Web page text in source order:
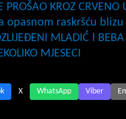
PROŠAO KROZ CRVENO
opasnom raskršću
MLADIĆ I BEBA
MJESECI
X WhatsApp Viber